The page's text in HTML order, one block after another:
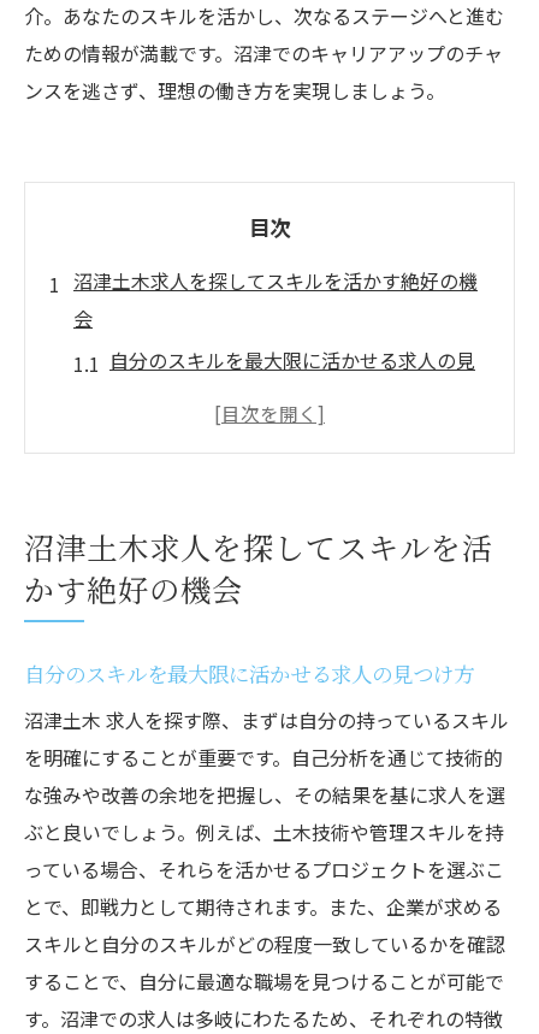
介。あなたのスキルを活かし、次なるステージへと進む
ための情報が満載です。沼津でのキャリアアップのチャ
ンスを逃さず、理想の働き方を実現しましょう。
目次
沼津土木求人を探してスキルを活かす絶好の機
会
自分のスキルを最大限に活かせる求人の見
沼津での土木求人に関するトレンド分析
成功するための土木技術者としての心構え
報
最新の土木求人を効率的に収集する方法
沼津市における土木業界の求人市場の現状
企業が求める人材像と求職者のマッチング
方法
地元企業との連携で広がるキャリアの可能
性
沼津市の土木求人で注目される特定の職種
求人情報を見極めるためのチェックポイン
沼津土木求人を探してスキルを活
かす絶好の機会
自分のスキルを最大限に活かせる求人の見つけ方
沼津土木 求人を探す際、まずは自分の持っているスキル
を明確にすることが重要です。自己分析を通じて技術的
な強みや改善の余地を把握し、その結果を基に求人を選
ぶと良いでしょう。例えば、土木技術や管理スキルを持
っている場合、それらを活かせるプロジェクトを選ぶこ
とで、即戦力として期待されます。また、企業が求める
スキルと自分のスキルがどの程度一致しているかを確認
することで、自分に最適な職場を見つけることが可能で
す。沼津での求人は多岐にわたるため、それぞれの特徴